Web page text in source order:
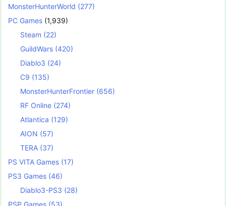
MonsterHunterWorld (277)
PC Games (1,939)
Steam (22)
GuildWars (420)
Diablo3 (24)
C9 (135)
MonsterHunterFrontier (656)
RF Online (274)
Atlantica (129)
AION (57)
TERA (37)
PS VITA Games (17)
PS3 Games (46)
Diablo3-PS3 (28)